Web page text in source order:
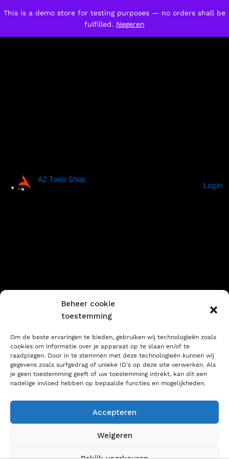
Beheer cookie
toestemming
Om de beste ervaringen te bieden, gebruiken wij technologieën zoals
cookies om informatie over je apparaat op te slaan en/of te
raadplegen. Door in te stemmen met deze technologieën kunnen wij
gegevens zoals surfgedrag of unieke ID's op deze site verwerken. Als
je geen toestemming geeft of uw toestemming intrekt, kan dit een
nadelige invloed hebben op bepaalde functies en mogelijkheden.
Accepteren
Weigeren
AZ Tools Shop
Login
This is a demo store for testing purposes — no orders shall be
fulfilled. Negeren